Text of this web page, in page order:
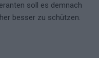
soll es demnach
besser zu schützen.